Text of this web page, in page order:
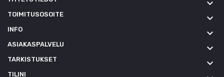
keyboard_arrow_down
TOIMITUSOSOITE keyboard_arrow_down
INFO keyboard_arrow_down
ASIAKASPALVELU keyboard_arrow_down
TARKISTUKSET keyboard_arrow_down
TILINI